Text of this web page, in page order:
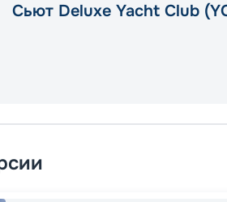
Сьют Deluxe Yacht Club